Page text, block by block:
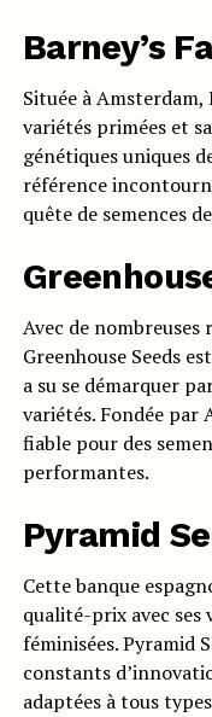
Barney’s
Située à Amsterdam,
variétés primées et
génétiques uniques
référence
quête de semences
Avec de nombreuses
Greenhouse Seeds
a su se démarquer
variétés. Fondée par
fiable pour des
performantes.
Pyramid
Cette banque
qualité-prix avec
féminisées. Pyramid
constants
adaptées à tous